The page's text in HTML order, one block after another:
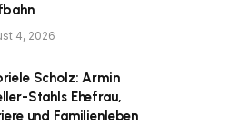
4, 2026
Scholz: Armin
Stahls Ehefrau,
und Familienleben